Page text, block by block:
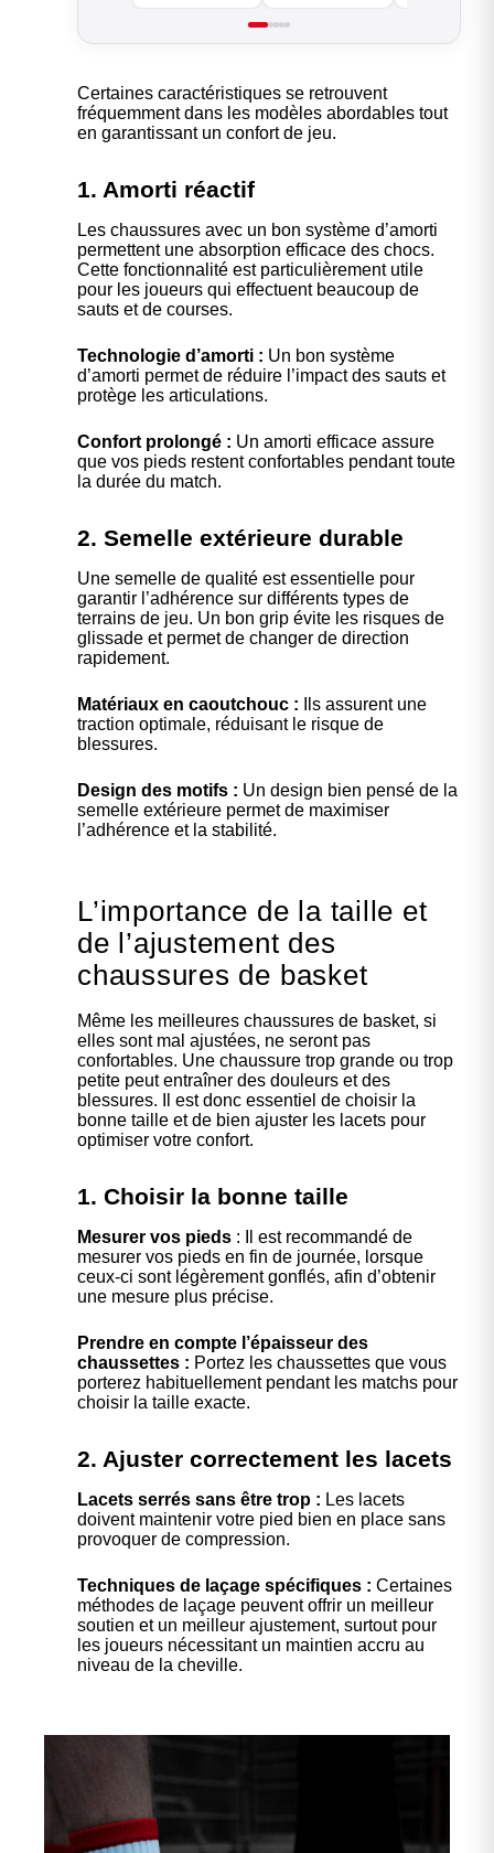
Certaines caractéristiques se retrouvent
fréquemment dans les modèles abordables tout
en garantissant un confort de jeu.
1. Amorti réactif
Les chaussures avec un bon système d’amorti
permettent une absorption efficace des chocs.
Cette fonctionnalité est particulièrement utile
pour les joueurs qui effectuent beaucoup de
sauts et de courses.
Technologie d’amorti : Un bon système
d’amorti permet de réduire l’impact des sauts et
protège les articulations.
Confort prolongé : Un amorti efficace assure
que vos pieds restent confortables pendant toute
la durée du match.
2. Semelle extérieure durable
Une semelle de qualité est essentielle pour
garantir l’adhérence sur différents types de
terrains de jeu. Un bon grip évite les risques de
glissade et permet de changer de direction
rapidement.
Matériaux en caoutchouc : Ils assurent une
traction optimale, réduisant le risque de
blessures.
Design des motifs : Un design bien pensé de la
semelle extérieure permet de maximiser
l’adhérence et la stabilité.
L’importance de la taille et
de l’ajustement des
chaussures de basket
Même les meilleures chaussures de basket, si
elles sont mal ajustées, ne seront pas
confortables. Une chaussure trop grande ou trop
petite peut entraîner des douleurs et des
blessures. Il est donc essentiel de choisir la
bonne taille et de bien ajuster les lacets pour
optimiser votre confort.
1. Choisir la bonne taille
Mesurer vos pieds : Il est recommandé de
mesurer vos pieds en fin de journée, lorsque
ceux-ci sont légèrement gonflés, afin d’obtenir
une mesure plus précise.
Prendre en compte l’épaisseur des
chaussettes : Portez les chaussettes que vous
porterez habituellement pendant les matchs pour
choisir la taille exacte.
2. Ajuster correctement les lacets
Lacets serrés sans être trop : Les lacets
doivent maintenir votre pied bien en place sans
provoquer de compression.
Techniques de laçage spécifiques : Certaines
méthodes de laçage peuvent offrir un meilleur
soutien et un meilleur ajustement, surtout pour
les joueurs nécessitant un maintien accru au
niveau de la cheville.